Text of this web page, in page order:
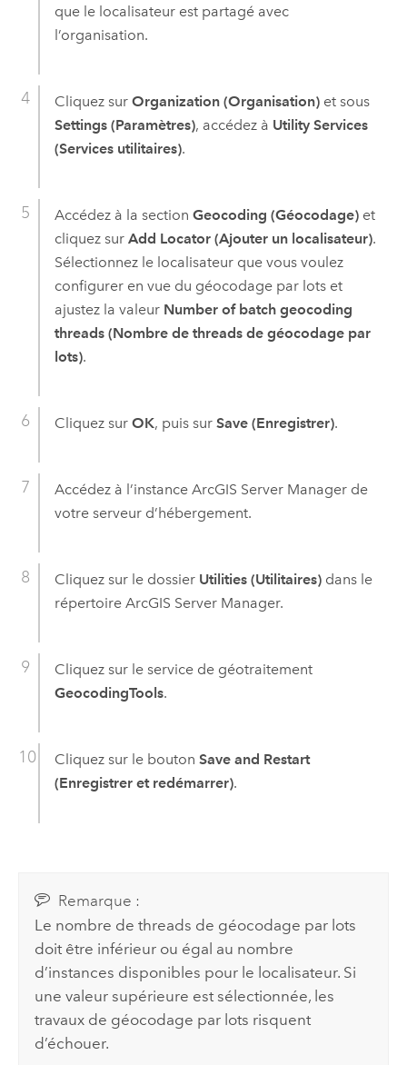
que le localisateur est partagé avec
l’organisation.
Cliquez sur Organization (Organisation)et sous
Settings (Paramètres), accédez à Utility Services
(Services utilitaires).
Accédez à la section Geocoding (Géocodage)et
cliquez sur Add Locator (Ajouter un localisateur).
Sélectionnez le localisateur que vous voulez
configurer en vue du géocodage par lots et
ajustez la valeur Number of batch geocoding
threads (Nombre de threads de géocodage par
lots).
Cliquez sur OK, puis sur Save (Enregistrer).
Accédez à l’instance ArcGIS Server Managerde
votre serveur d’hébergement.
Cliquez sur le dossier Utilities (Utilitaires)dans le
répertoire ArcGIS Server Manager.
Cliquez sur le service de géotraitement
GeocodingTools.
Cliquez sur le bouton Save and Restart
(Enregistrer et redémarrer).
Remarque :
Le nombre de threads de géocodage par lots
doit être inférieur ou égal au nombre
d’instances disponibles pour le localisateur. Si
une valeur supérieure est sélectionnée, les
travaux de géocodage par lots risquent
d’échouer.